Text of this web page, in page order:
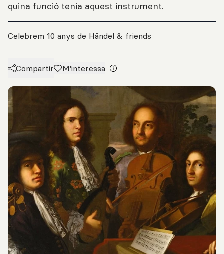
quina funció tenia aquest instrument.
Celebrem 10 anys de Händel & friends
Compartir M'interessa